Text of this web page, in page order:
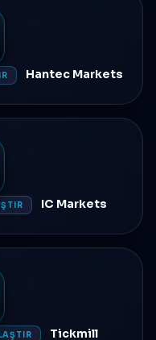
Hantec Markets
IC Markets
Tickmill